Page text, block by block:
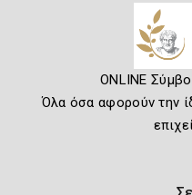
ONLINE
Όλα όσα αφορούν την